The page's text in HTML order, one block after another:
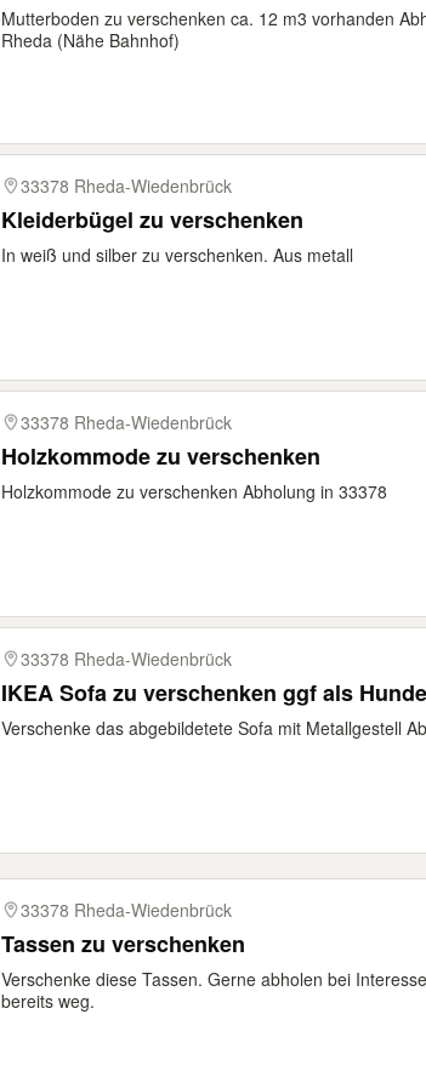
Mutterboden zu verschenken ca. 12 m3 vorhanden
Rheda (Nähe Bahnhof)
33378 Rheda-Wiedenbrück
Kleiderbügel zu verschenken
In weiß und silber zu verschenken. Aus metall
33378 Rheda-Wiedenbrück
Holzkommode zu verschenken
Holzkommode zu verschenken Abholung in 33378
33378 Rheda-Wiedenbrück
IKEA Sofa zu verschenken ggf als
Verschenke das abgebildetete Sofa mit Metallgestell
33378 Rheda-Wiedenbrück
Tassen zu verschenken
Verschenke diese Tassen. Gerne abholen bei
bereits weg.